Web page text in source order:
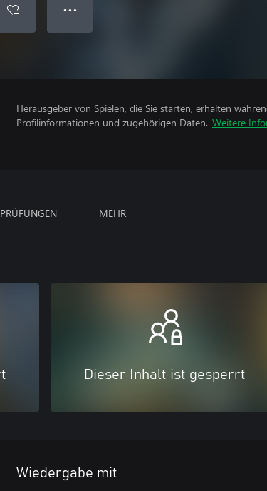
● ● ●
Herausgeber von Spielen, die Sie starten, erhalten
Profilinformationen und zugehörigen Daten. Weitere
MEHR
Dieser Inhalt ist gesperrt
Wiedergabe mit